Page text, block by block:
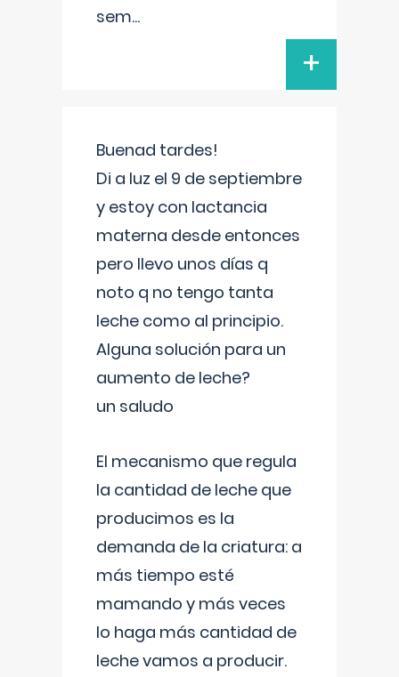
sem...
+
Buenad tardes!
Di a luz el 9 de septiembre
y estoy con lactancia
materna desde entonces
pero llevo unos días q
noto q no tengo tanta
leche como al principio.
Alguna solución para un
aumento de leche?
un saludo
El mecanismo que regula
la cantidad de leche que
producimos es la
demanda de la criatura: a
más tiempo esté
mamando y más veces
lo haga más cantidad de
leche vamos a producir.